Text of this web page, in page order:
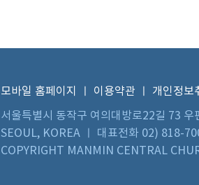
모바일 홈페이지 이용약관
개인정보
서울특별시 동작구 여의대방로22길 73
SEOUL, KOREA ㅣ 대표전화 02) 818-
COPYRIGHT MANMIN CENTRAL